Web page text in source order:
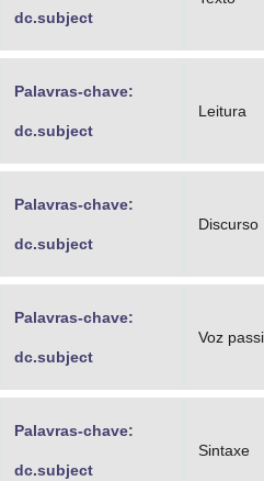
dc.subject
Palavras-chave:
dc.subject
Leitura
Palavras-chave:
dc.subject
Discurso
Palavras-chave:
dc.subject
Voz
Palavras-chave:
dc.subject
Sintaxe